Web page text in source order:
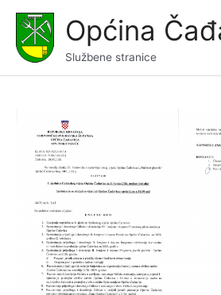
content
Općina
Službene stranice